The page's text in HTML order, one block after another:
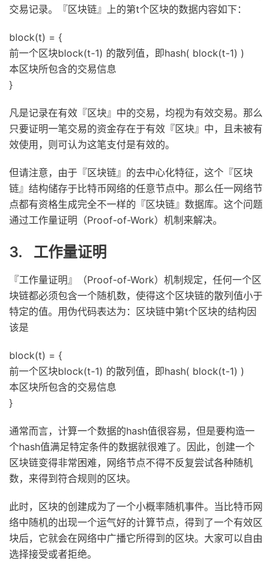
交易记录。『区块链』上的第t个区块的数据内容如下：
block(t) = {
前一个区块block(t-1) 的散列值，即hash( block(t-1) )
本区块所包含的交易信息
}
凡是记录在有效『区块』中的交易，均视为有效交易。那么
只要证明一笔交易的资金存在于有效『区块』中，且未被有
效使用，则可认为这笔支付是有效的。
但请注意，由于『区块链』的去中心化特征，这个『区块
链』结构储存于比特币网络的任意节点中。那么任一网络节
点都有资格生成完全不一样的『区块链』数据库。这个问题
通过工作量证明（Proof-of-Work）机制来解决。
3. 工作量证明
『工作量证明』（Proof-of-Work）机制规定，任何一个区
块链都必须包含一个随机数，使得这个区块链的散列值小于
特定的值。用伪代码表达为：区块链中第t个区块的结构因
该是
block(t) = {
前一个区块block(t-1) 的散列值，即hash( block(t-1) )
本区块所包含的交易信息
}
通常而言，计算一个数据的hash值很容易，但是要构造一
个hash值满足特定条件的数据就很难了。因此，创建一个
区块链变得非常困难，网络节点不得不反复尝试各种随机
数，来得到符合规则的区块。
此时，区块的创建成为了一个小概率随机事件。当比特币网
络中随机的出现一个运气好的计算节点，得到了一个有效区
块后，它就会在网络中广播它所得到的区块。大家可以自由
选择接受或者拒绝。